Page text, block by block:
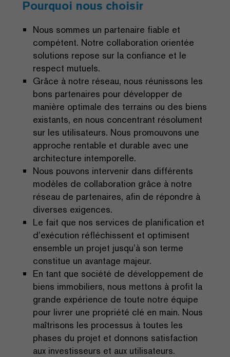
Pourquoi nous choisir
Nous sommes un partenaire fiable et
compétent. Notre collaboration orientée
solutions repose sur la confiance et le
respect mutuels.
Grâce à notre réseau, nous réunissons les
bons partenaires pour développer de
manière optimale des terrains ou des biens
existants, en nous concentrant résolument
sur les utilisateurs. Nous promouvons une
approche rentable et durable avec une
architecture intemporelle.
Nous pouvons intervenir dans différents
modèles de collaboration grâce à notre
réseau de partenaires, afin de répondre à
diverses exigences.
Le fait que nos services de planification et
d’exécution réfléchissent et optimisent
ensemble un projet jusqu’à son terme
constitue un avantage majeur.
En tant que société de développement de
biens immobiliers, nous mettons à profit la
grande expérience de toute notre équipe
pour livrer une propriété clé en main. Nous
maîtrisons les processus à toutes les
phases du projet et donnons satisfaction
aux investisseurs et aux utilisateurs.